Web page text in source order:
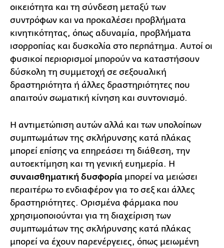
οικειότητα και τη σύνδεση μεταξύ των
συντρόφων και να προκαλέσει προβλήματα
κινητικότητας, όπως αδυναμία, προβλήματα
ισορροπίας και δυσκολία στο περπάτημα. Αυτοί οι
φυσικοί περιορισμοί μπορούν να καταστήσουν
δύσκολη τη συμμετοχή σε σεξουαλική
δραστηριότητα ή άλλες δραστηριότητες που
απαιτούν σωματική κίνηση και συντονισμό.
Η αντιμετώπιση αυτών αλλά και των υπολοίπων
συμπτωμάτων της σκλήρυνσης κατά πλάκας
μπορεί επίσης να επηρεάσει τη διάθεση, την
αυτοεκτίμηση και τη γενική ευημερία. Η
συναισθηματική δυσφορία μπορεί να μειώσει
περαιτέρω το ενδιαφέρον για το σεξ και άλλες
δραστηριότητες. Ορισμένα φάρμακα που
χρησιμοποιούνται για τη διαχείριση των
συμπτωμάτων της σκλήρυνσης κατά πλάκας
μπορεί να έχουν παρενέργειες, όπως μειωμένη